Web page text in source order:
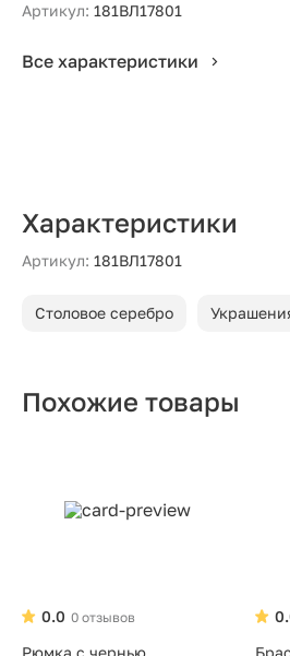
Артикул: 181ВЛ17801
Все характеристики
Характеристики
Артикул: 181ВЛ17801
Столовое серебро
Похожие товары
0 отзывов
0.0
Рюмка с чернью